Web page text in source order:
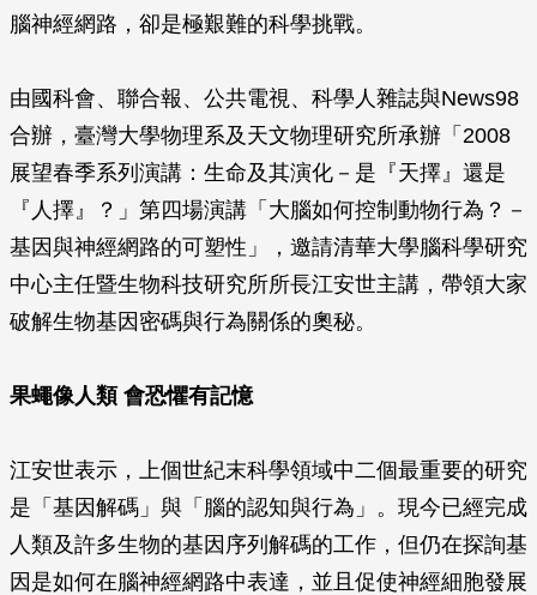
腦神經網路，卻是極艱難的科學挑戰。
由國科會、聯合報、公共電視、科學人雜誌與News98
合辦，臺灣大學物理系及天文物理研究所承辦「2008
展望春季系列演講：生命及其演化－是『天擇』還是
『人擇』？」第四場演講「大腦如何控制動物行為？－
基因與神經網路的可塑性」，邀請清華大學腦科學研究
中心主任暨生物科技研究所所長江安世主講，帶領大家
破解生物基因密碼與行為關係的奧秘。
果蠅像人類 會恐懼有記憶
江安世表示，上個世紀末科學領域中二個最重要的研究
是「基因解碼」與「腦的認知與行為」。現今已經完成
人類及許多生物的基因序列解碼的工作，但仍在探詢基
因是如何在腦神經網路中表達，並且促使神經細胞發展